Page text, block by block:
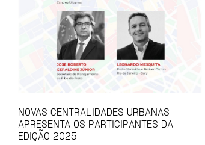
NOVAS CENTRALIDADES URBANAS
APRESENTA OS PARTICIPANTES DA
EDIÇÃO 2025